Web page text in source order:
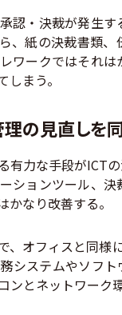
認・決裁が発生
、紙の決裁書類
ワークではそれ
まう。
の見直しを
有力な手段がICT
ションツール、
なり改善する。
、オフィスと同様
システムやソフ
ンとネットワーク